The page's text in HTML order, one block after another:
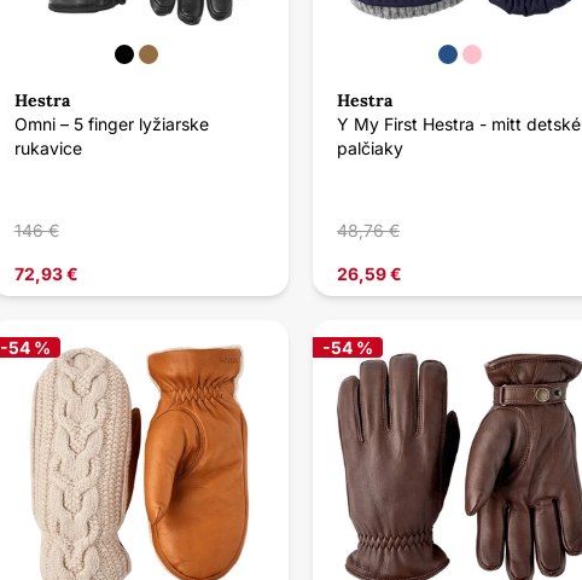
Hestra
Omni – 5 finger lyžiarske
rukavice
146 €
72,93 €
Hestra
Y My First Hestra - mitt detské
palčiaky
48,76 €
26,59 €
-54 % -54 %